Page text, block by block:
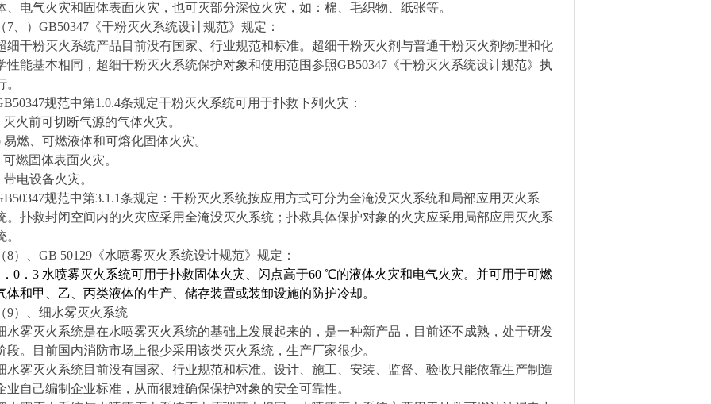
、电气火灾和固体表面火灾，也可灭部分深位火灾，如：棉、毛织物、纸张等。
7、）GB50347《干粉灭火系统设计规范》规定：
细干粉灭火系统产品目前没有国家、行业规范和标准。超细干粉灭火剂与普通干粉灭火剂物理和化
性能基本相同，超细干粉灭火系统保护对象和使用范围参照GB50347《干粉灭火系统设计规范》执
。
规范中第1.0.4条规定干粉灭火系统可用于扑救下列火灾：
灭火前可切断气源的气体火灾。
易燃、可燃液体和可熔化固体火灾。
可燃固体表面火灾。
带电设备火灾。
规范中第3.1.1条规定：干粉灭火系统按应用方式可分为全淹没灭火系统和局部应用灭火系
。扑救封闭空间内的火灾应采用全淹没灭火系统；扑救具体保护对象的火灾应采用局部应用灭火系
。
8）、GB 50129《水喷雾灭火系统设计规范》规定：
． 0 ． 3 水喷雾灭火系统可用于扑救固体火灾、闪点高于60 ℃的液体火灾和电气火灾。并可用于可燃
体和甲、乙、丙类液体的生产、储存装置或装卸设施的防护冷却。
9）、细水雾灭火系统
水雾灭火系统是在水喷雾灭火系统的基础上发展起来的，是一种新产品，目前还不成熟，处于研发
段。目前国内消防市场上很少采用该类灭火系统，生产厂家很少。
水雾灭火系统目前没有国家、行业规范和标准。设计、施工、安装、监督、验收只能依靠生产制造
业自己编制企业标准，从而很难确保保护对象的安全可靠性。